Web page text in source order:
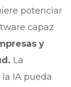
potenciar
capaz
y
La
IA pueda